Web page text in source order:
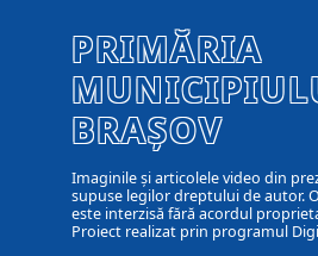
PRIMĂRIA
BRAȘOV
Imaginile și articolele video din
supuse legilor dreptului de autor.
este interzisă fără acordul
Proiect realizat prin programul